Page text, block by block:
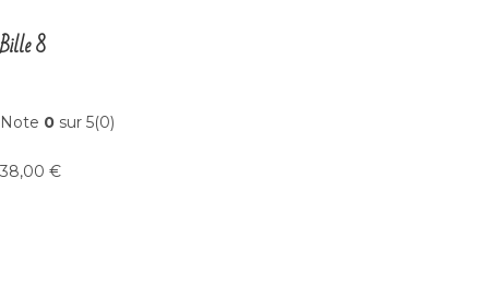
Bille 8
Note 0 sur 5(0)
38,00 €